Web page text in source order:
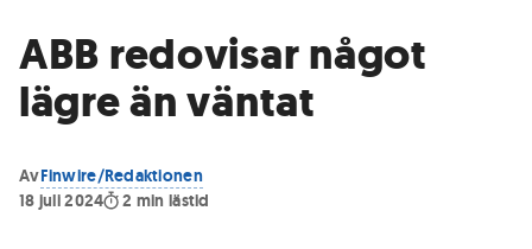
ABB redovisar något
lägre än väntat
AvFinwire/Redaktionen
18 juli 2024
2 min lästid